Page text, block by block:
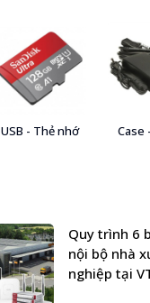
USB - Thẻ nhớ Case
Quy trình 6
nội bộ nhà
nghiệp tại